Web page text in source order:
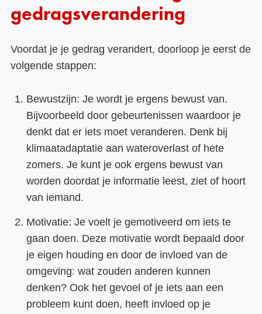
gedragsverandering
Voordat je je gedrag verandert, doorloop je eerst de
volgende stappen:
Bewustzijn: Je wordt je ergens bewust van.
Bijvoorbeeld door gebeurtenissen waardoor je
denkt dat er iets moet veranderen. Denk bij
klimaatadaptatie aan wateroverlast of hete
zomers. Je kunt je ook ergens bewust van
worden doordat je informatie leest, ziet of hoort
van iemand.
Motivatie: Je voelt je gemotiveerd om iets te
gaan doen. Deze motivatie wordt bepaald door
je eigen houding en door de invloed van de
omgeving: wat zouden anderen kunnen
denken? Ook het gevoel of je iets aan een
probleem kunt doen, heeft invloed op je